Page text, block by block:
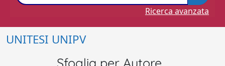
Ricerca avanzata
UNITESI UNIPV
Sfoglia per Autore